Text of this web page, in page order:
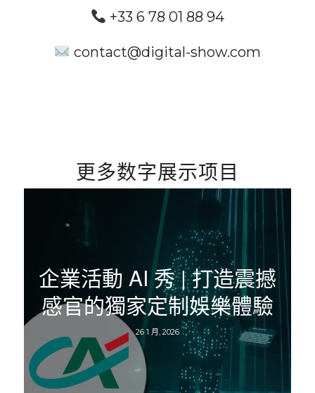
+33 6 78 01 88 94
contact@digital-show.com
更多数字展示项目
企業活動 AI 秀 | 打造震撼
感官的獨家定制娛樂體驗
26 1 月, 2026